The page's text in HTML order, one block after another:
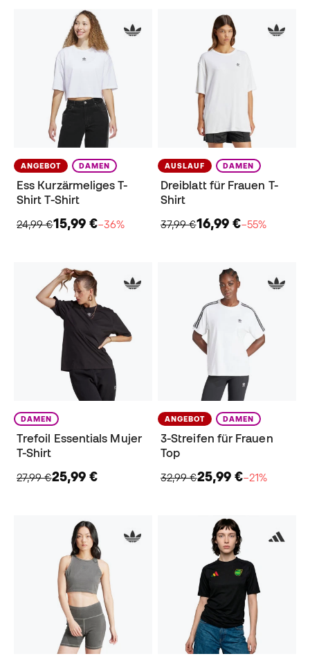
ANGEBOT DAMEN
Ess Kurzärmeliges T-
Shirt T-Shirt
24,99 €15,99 €−36%
AUSLAUF DAMEN
Dreiblatt für Frauen T-
Shirt
37,99 €16,99 €−55%
DAMEN
Trefoil Essentials Mujer
T-Shirt
27,99 €25,99 €
ANGEBOT DAMEN
3-Streifen für Frauen
Top
32,99 €25,99 €−21%